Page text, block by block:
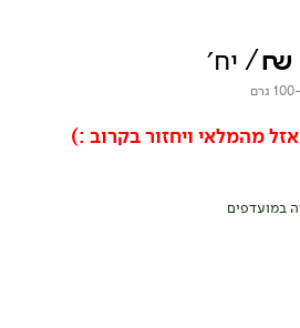
₪/ יח׳
מהמלאי ויחזור בקרוב :)
במועדפים